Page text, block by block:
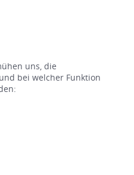
uns, die
bei welcher Funktion